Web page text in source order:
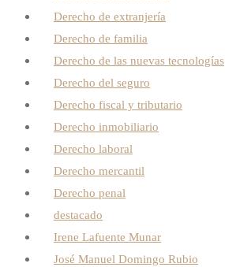
Derecho de extranjería
Derecho de familia
Derecho de las nuevas tecnologías
Derecho del seguro
Derecho fiscal y tributario
Derecho inmobiliario
Derecho laboral
Derecho mercantil
Derecho penal
destacado
Irene Lafuente Munar
José Manuel Domingo Rubio